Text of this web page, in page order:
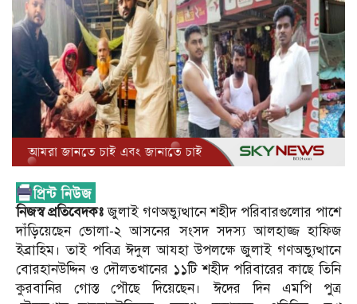
নিজস্ব প্রতিবেদকঃজুলাই গণঅভ্যুত্থানে শহীদ পরিবারগুলোর পাশে
দাঁড়িয়েছেন ভোলা-২ আসনের সংসদ সদস্য আলহাজ্জ হাফিজ
ইব্রাহিম। তাই পবিত্র ঈদুল আযহা উপলক্ষে জুলাই গণঅভ্যুত্থানে
বোরহানউদ্দিন ও দৌলতখানের ১১টি শহীদ পরিবারের কাছে তিনি
কুরবানির গোস্ত পৌছে দিয়েছেন। ঈদের দিন এমপি পুত্র